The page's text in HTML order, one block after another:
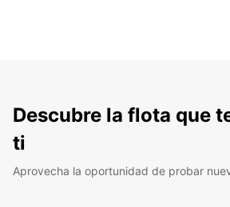
Descubre la flota que
ti
Aprovecha la oportunidad de probar